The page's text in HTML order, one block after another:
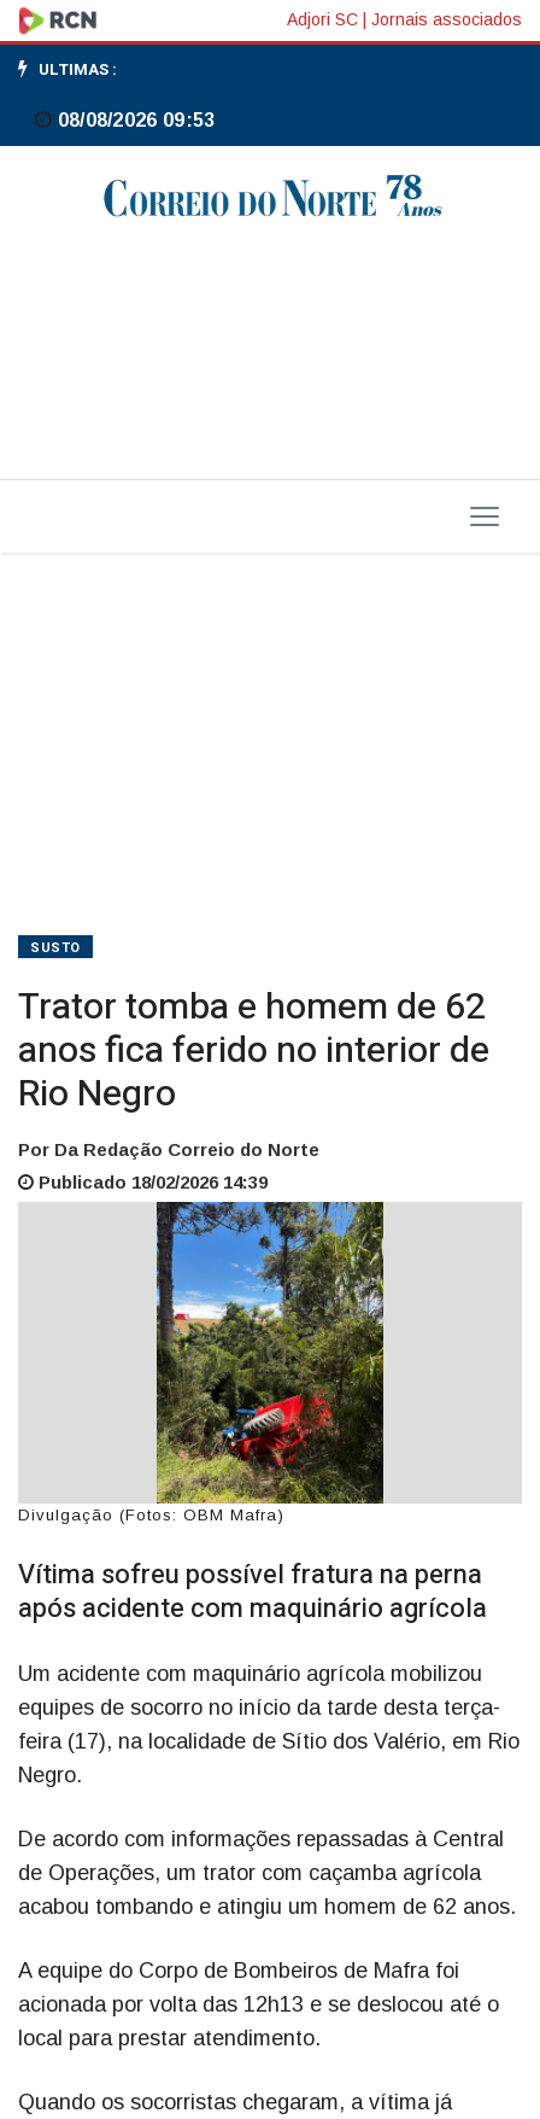
Trator
tomba
e
homem
no
Adjori SC Jornais associados
ULTIMAS :
08/08/2026 09:53
SUSTO
Trator tomba e homem de 62
anos fica ferido no interior de
Rio Negro
Por Da Redação Correio do Norte
Publicado 18/02/2026 14:39
Divulgação (Fotos: OBM Mafra)
Vítima sofreu possível fratura na perna
após acidente com maquinário agrícola
Um acidente com maquinário agrícola mobilizou
equipes de socorro no início da tarde desta terça-
feira (17), na localidade de Sítio dos Valério, em Rio
Negro.
De acordo com informações repassadas à Central
de Operações, um trator com caçamba agrícola
acabou tombando e atingiu um homem de 62 anos.
A equipe do Corpo de Bombeiros de Mafra foi
acionada por volta das 12h13 e se deslocou até o
local para prestar atendimento.
Quando os socorristas chegaram, a vítima já